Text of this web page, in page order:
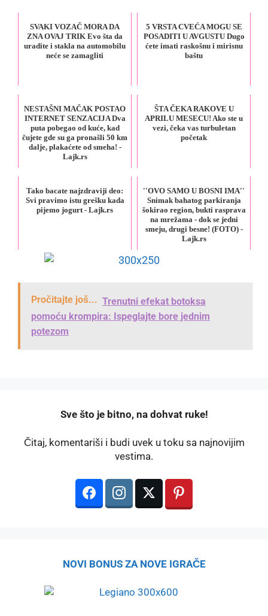
SVAKI VOZAČ MORA DA
ZNA OVAJ TRIK Evo šta da
uradite i stakla na automobilu
neće se zamagliti
5 VRSTA CVEĆA MOGU SE
POSADITI U AVGUSTU Dugo
ćete imati raskošnu i mirisnu
baštu
NESTAŠNI MAČAK POSTAO
INTERNET SENZACIJA Dva
puta pobegao od kuće, kad
čujete gde su ga pronašli 50 km
dalje, plakaćete od smeha! -
Lajk.rs
ŠTA ČEKA RAKOVE U
APRILU MESECU! Ako ste u
vezi, čeka vas turbuletan
početak
Tako bacate najzdraviji deo:
Svi pravimo istu grešku kada
pijemo jogurt - Lajk.rs
''OVO SAMO U BOSNI IMA''
Snimak bahatog parkiranja
šokirao region, bukti rasprava
na mrežama - dok se jedni
smeju, drugi besne! (FOTO) -
Lajk.rs
Pročitajte još... Trenutni efekat botoksa
pomoću krompira: Ispeglajte bore jednim
potezom
️Sve što je bitno, na dohvat ruke!
Čitaj, komentariši i budi uvek u toku sa najnovijim
vestima.
NOVI BONUS ZA NOVE IGRAČE